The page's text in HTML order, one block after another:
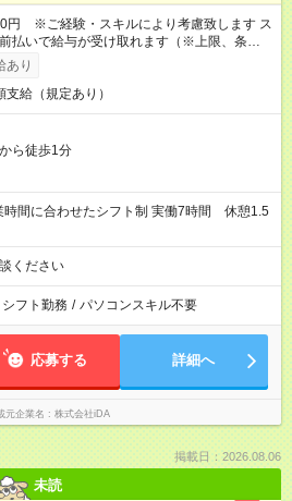
円 ※ご経験・スキルにより考慮致します ス
払いで給与が受け取れます（※上限、条件
あり
支給（規定あり）
から徒歩1分
ください
シフト勤務 / パソコンスキル不要
応募する 詳細へ
元企業名 株式会社iDA
掲載日：2026.08.06
未読